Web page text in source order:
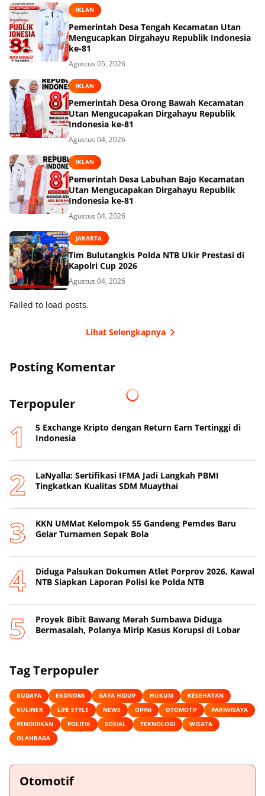
IKLAN
Pemerintah Desa Tengah Kecamatan Utan
Mengucapkan Dirgahayu Republik Indonesia
ke-81
Agustus 05, 2026
IKLAN
Pemerintah Desa Orong Bawah Kecamatan
Utan Mengucapakan Dirgahayu Republik
Indonesia ke-81
Agustus 04, 2026
IKLAN
Pemerintah Desa Labuhan Bajo Kecamatan
Utan Mengucapakan Dirgahayu Republik
Indonesia ke-81
Agustus 04, 2026
JAKARTA
Tim Bulutangkis Polda NTB Ukir Prestasi di
Kapolri Cup 2026
Agustus 04, 2026
Failed to load posts.
Lihat Selengkapnya
Posting Komentar
Terpopuler
5 Exchange Kripto dengan Return Earn Tertinggi di
Indonesia
LaNyalla: Sertifikasi IFMA Jadi Langkah PBMI
Tingkatkan Kualitas SDM Muaythai
KKN UMMat Kelompok 55 Gandeng Pemdes Baru
Gelar Turnamen Sepak Bola
Diduga Palsukan Dokumen Atlet Porprov 2026, Kawal
NTB Siapkan Laporan Polisi ke Polda NTB
Proyek Bibit Bawang Merah Sumbawa Diduga
Bermasalah, Polanya Mirip Kasus Korupsi di Lobar
Tag Terpopuler
BUDAYA EKONOMI GAYA HIDUP HUKUM
KESEHATAN
KULINER
LIFE STYLE NEWS OPINI OTOMOTIF
PARIWISATA
PENDIDIKAN
POLITIK SOSIAL TEKNOLOGI
WISATA
OLAHRAGA
Otomotif